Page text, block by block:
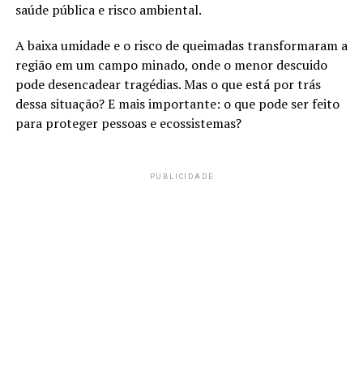
saúde pública e risco ambiental.
A baixa umidade e o risco de queimadas transformaram a
região em um campo minado, onde o menor descuido
pode desencadear tragédias. Mas o que está por trás
dessa situação? E mais importante: o que pode ser feito
para proteger pessoas e ecossistemas?
PUBLICIDADE